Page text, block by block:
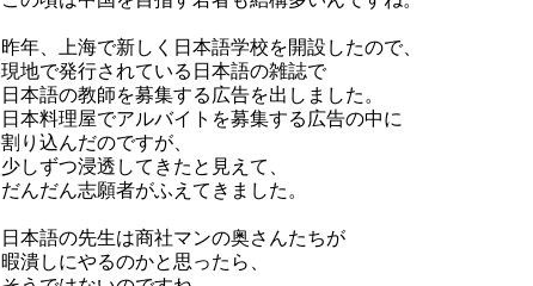
昨年、上海で新しく日本語学校を開設したので、
現地で発行されている日本語の雑誌で
日本語の教師を募集する広告を出しました。
日本料理屋でアルバイトを募集する広告の中に
割り込んだのですが、
少しずつ浸透してきたと見えて、
だんだん志願者がふえてきました。
日本語の先生は商社マンの奥さんたちが
暇潰しにやるのかと思ったら、